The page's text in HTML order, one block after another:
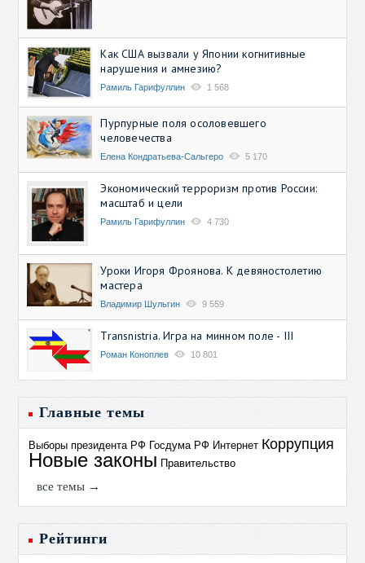
Как США вызвали у Японии когнитивные
нарушения и амнезию?
Рамиль Гарифуллин 1 568
Пурпурные поля осоловевшего
человечества
Елена Кондратьева-Сальгеро 5 170
Экономический терроризм против России:
масштаб и цели
Рамиль Гарифуллин 4 730
Уроки Игоря Фроянова. К девяностолетию
мастера
Владимир Шульгин 9 559
Transnistria. Игра на минном поле - III
Роман Коноплев 10 801
Главные темы
Выборы президента РФ Госдума РФ Интернет Коррупция
Новые законы Правительство
все темы →
Рейтинги